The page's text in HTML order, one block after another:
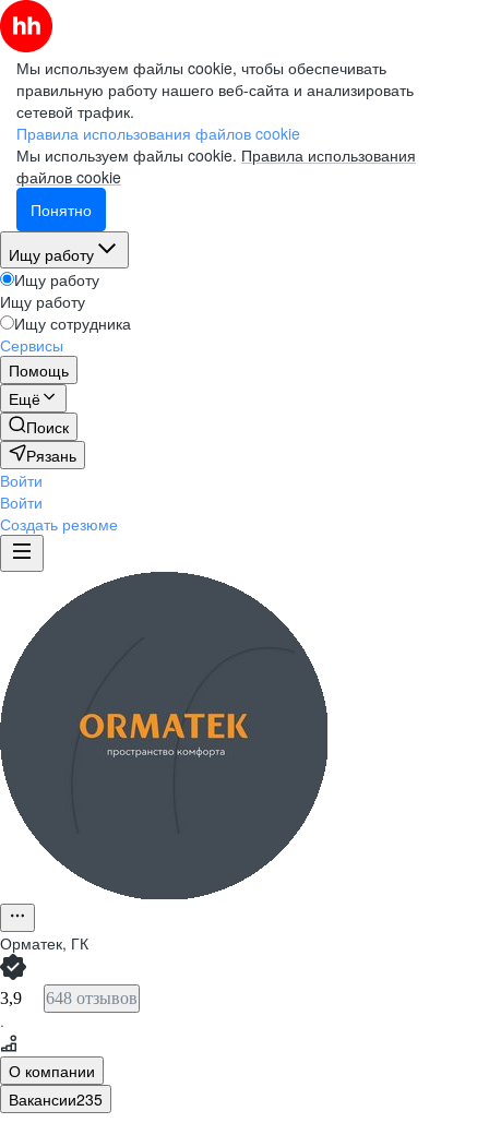
Мы используем файлы cookie, чтобы обеспечивать
правильную работу нашего веб-сайта и анализировать
сетевой трафик.
Правила использования файлов cookie
Мы используем файлы cookie. Правила использования
файлов cookie
Понятно
Ищу работу
Ищу работу
Ищу работу
Ищу сотрудника
Сервисы
Помощь
Ещё
Поиск
Рязань
Войти
Войти
Создать резюме
Орматек, ГК
3,9 648 отзывов
·
О компании
Вакансии235